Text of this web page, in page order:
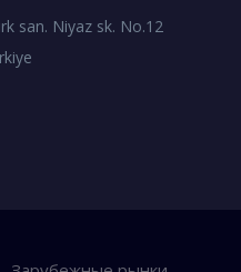
san. Niyaz sk. No.12